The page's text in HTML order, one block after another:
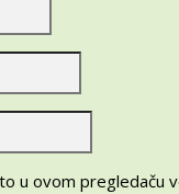
u ovom pregledaču